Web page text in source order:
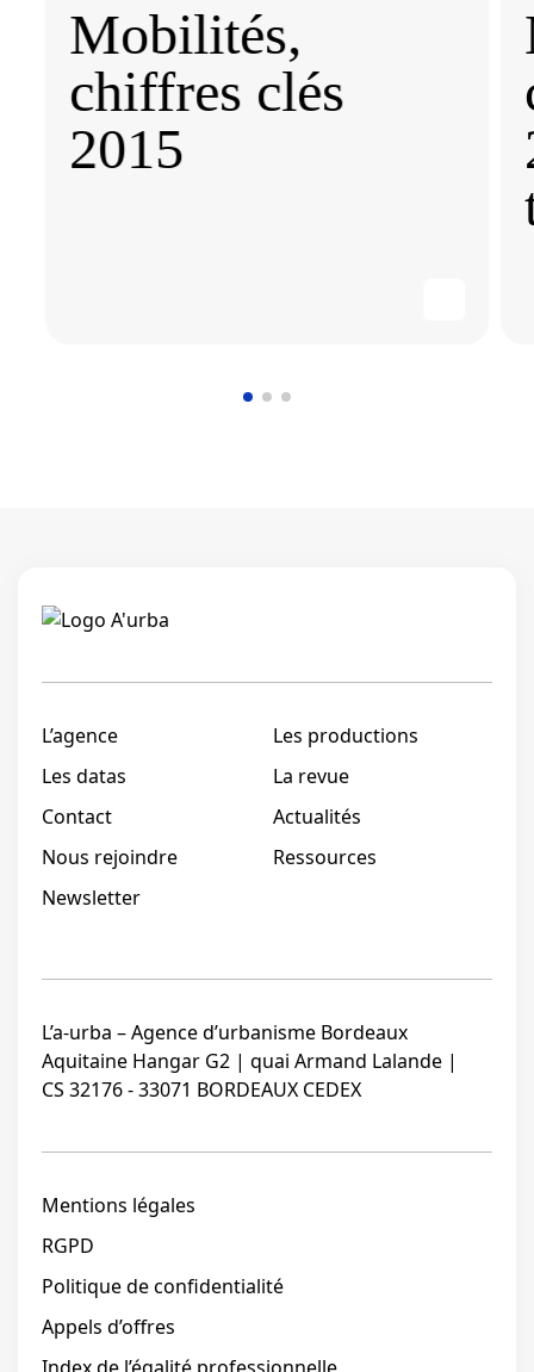
Mobilités,
chiffres clés
2015
L’agence
Les productions
Les datas
La revue
Contact
Actualités
Nous rejoindre
Ressources
Newsletter
L’a-urba – Agence d’urbanisme Bordeaux
Aquitaine Hangar G2 | quai Armand Lalande |
CS 32176 - 33071 BORDEAUX CEDEX
Mentions légales
RGPD
Politique de confidentialité
Appels d’offres